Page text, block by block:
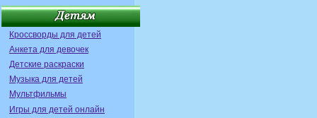
Кроссворды для детей
Анкета для девочек
Детские раскраски
Музыка для детей
Мультфильмы
Игры для детей онлайн